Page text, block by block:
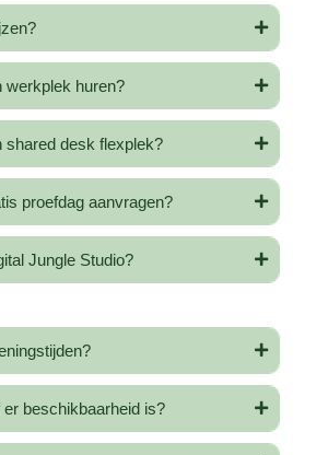
werkplek huren?
shared desk flexplek?
proefdag aanvragen?
Jungle Studio?
beschikbaarheid is?